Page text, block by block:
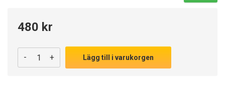
480 kr
- + Lägg till i varukorgen